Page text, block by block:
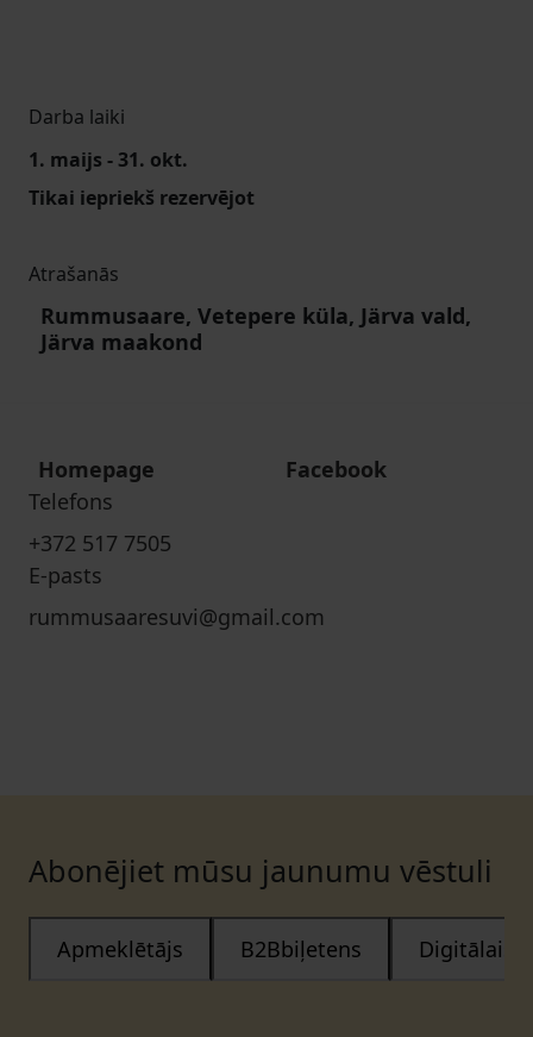
Darba laiki
1. maijs - 31. okt.
Tikai iepriekš rezervējot
Atrašanās
Rummusaare, Vetepere küla, Järva vald,
Järva maakond
Homepage
Facebook
Telefons
+372 517 7505
E-pasts
rummusaaresuvi@gmail.com
Abonējiet mūsu jaunumu vēstuli
Apmeklētājs B2Bbiļetens Digitālais